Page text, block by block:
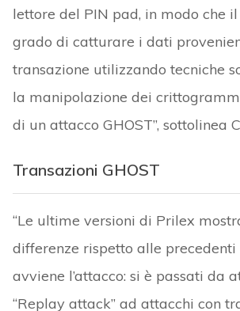
lettore del PIN pad, in modo che
grado di catturare i dati
transazione utilizzando tecniche
la manipolazione dei crittogrammi
di un attacco GHOST”, sottolinea
Transazioni GHOST
“Le ultime versioni di Prilex
differenze rispetto alle precedenti
avviene l’attacco: si è passati da
“Replay attack” ad attacchi con